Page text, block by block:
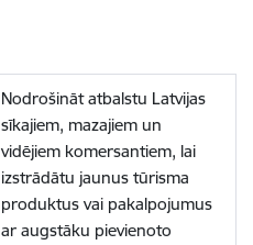
Nodrošināt atbalstu Latvijas
sīkajiem, mazajiem un
vidējiem komersantiem, lai
izstrādātu jaunus tūrisma
produktus vai pakalpojumus
ar augstāku pievienoto